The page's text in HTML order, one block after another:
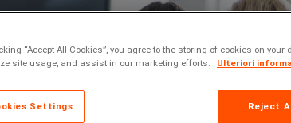
“Accept All Cookies”, you agree to the storing of cookies on
site usage, and assist in our marketing efforts.
Ulteriori
Settings Reject